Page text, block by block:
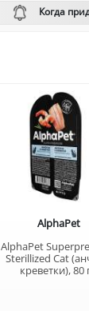
Когда
AlphaPet
AlphaPet
Sterillized Cat
креветки), 80